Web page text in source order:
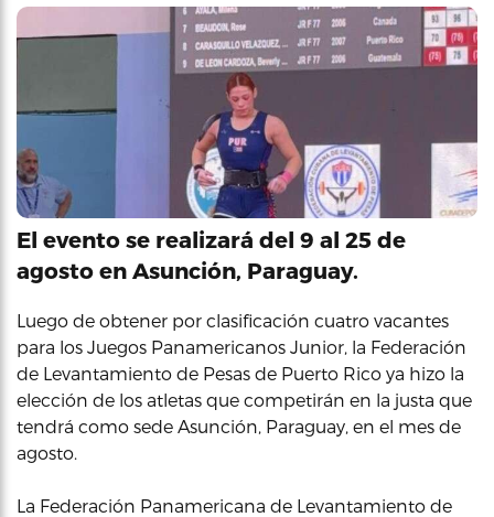
El evento se realizará del 9 al 25 de
agosto en Asunción, Paraguay.
Luego de obtener por clasificación cuatro vacantes
para los Juegos Panamericanos Junior, la Federación
de Levantamiento de Pesas de Puerto Rico ya hizo la
elección de los atletas que competirán en la justa que
tendrá como sede Asunción, Paraguay, en el mes de
agosto.
La Federación Panamericana de Levantamiento de